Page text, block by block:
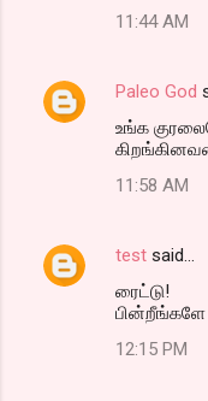
11:44 AM
Paleo God
உங்க
11:58 AM
test said…
ரைட்டு!
பின்றீங்களே
12:15 PM